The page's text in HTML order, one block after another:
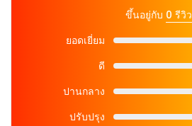
ขึ้นอยู่กับ 0 รีวิว
ยอดเยี่ยม
ดี
ปานกลาง
ปรับปรุง